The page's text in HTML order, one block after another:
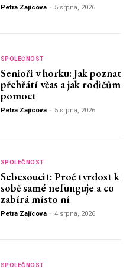
Petra Zajícova - 5 srpna, 2026
SPOLEČNOST
Senioři v horku: Jak poznat
přehřátí včas a jak rodičům
pomoct
Petra Zajícova - 5 srpna, 2026
SPOLEČNOST
Sebesoucit: Proč tvrdost k
sobě samé nefunguje a co
zabírá místo ní
Petra Zajícova - 4 srpna, 2026
SPOLEČNOST